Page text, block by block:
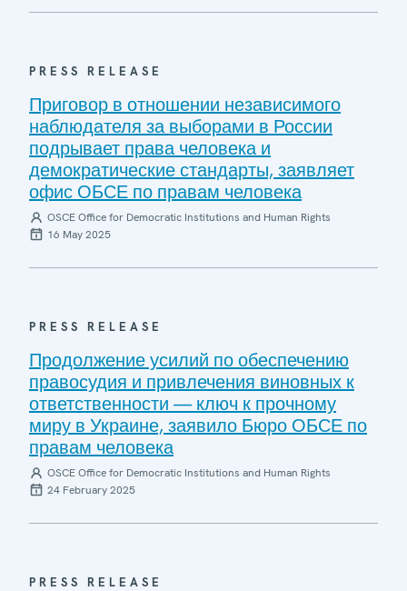
PRESS RELEASE
Приговор в отношении независимого
наблюдателя за выборами в России
подрывает права человека и
демократические стандарты, заявляет
офис ОБСЕ по правам человека
OSCE Office for Democratic Institutions and Human Rights
16 May 2025
PRESS RELEASE
Продолжение усилий по обеспечению
правосудия и привлечения виновных к
ответственности — ключ к прочному
миру в Украине, заявило Бюро ОБСЕ по
правам человека
OSCE Office for Democratic Institutions and Human Rights
24 February 2025
PRESS RELEASE